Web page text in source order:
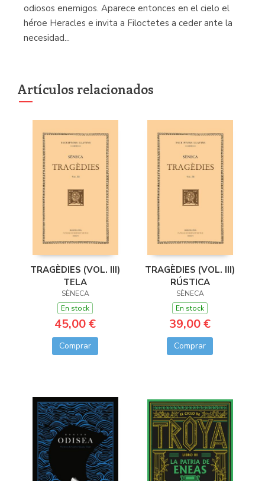
odiosos enemigos. Aparece entonces en el cielo el
héroe Heracles e invita a Filoctetes a ceder ante la
necesidad...
Artículos relacionados
TRAGÈDIES (VOL. III)
TELA
SÈNECA
En stock
45,00 €
Comprar
TRAGÈDIES (VOL. III)
RÚSTICA
SÈNECA
En stock
39,00 €
Comprar